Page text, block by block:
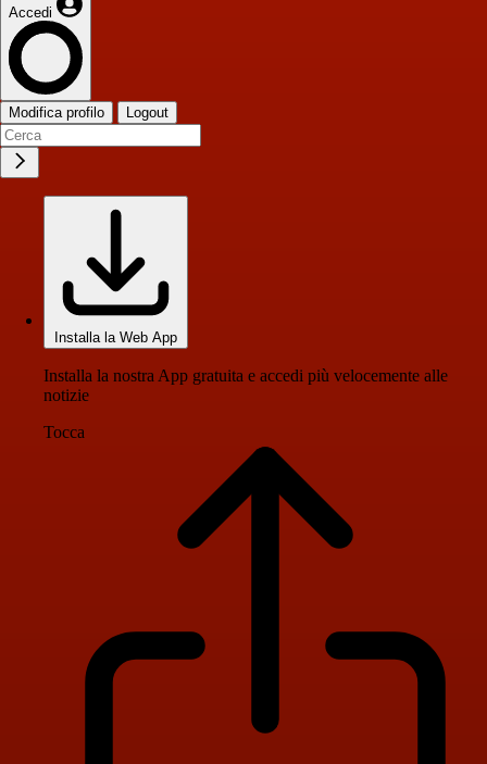
Accedi
Modifica profilo Logout
Installa la Web App
Installa la nostra App gratuita e accedi più velocemente alle
notizie
Tocca